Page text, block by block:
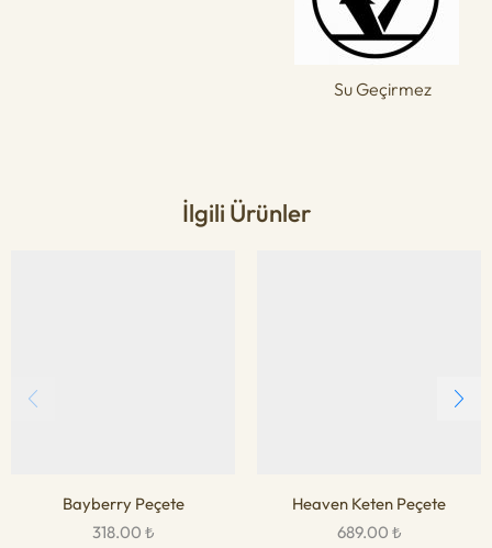
Su Geçirmez
İlgili Ürünler
Bayberry Peçete
318.00 ₺
Heaven Keten Peçete
689.00 ₺